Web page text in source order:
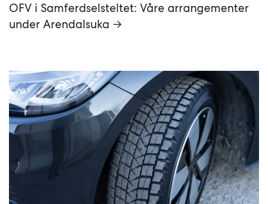
OFV i Samferdselsteltet: Våre arrangementer
under Arendalsuka →